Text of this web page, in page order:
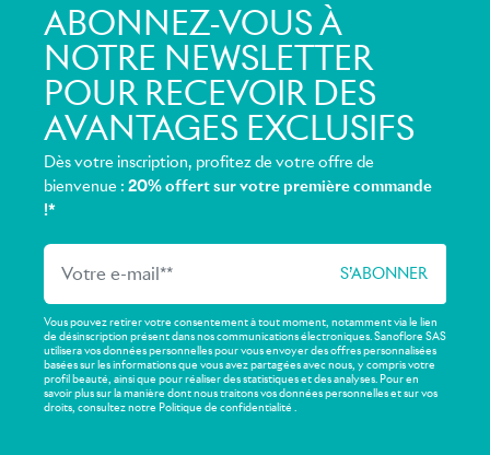
ABONNEZ-VOUS À
NOTRE NEWSLETTER
POUR RECEVOIR DES
AVANTAGES EXCLUSIFS
Dès votre inscription, profitez de votre offre de
bienvenue : 20% offert sur votre première commande
!*
Vous pouvez retirer votre consentement à tout moment, notamment via le lien
de désinscription présent dans nos communications électroniques. Sanoflore SAS
utilisera vos données personnelles pour vous envoyer des offres personnalisées
basées sur les informations que vous avez partagées avec nous, y compris votre
profil beauté, ainsi que pour réaliser des statistiques et des analyses. Pour en
savoir plus sur la manière dont nous traitons vos données personnelles et sur vos
droits, consultez notre Politique de confidentialité .